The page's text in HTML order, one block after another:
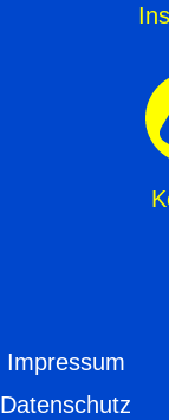
Impressum
Datenschutz